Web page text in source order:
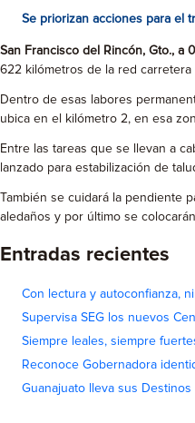
Se priorizan acciones para el
San Francisco del Rincón, Gto., a
622 kilómetros de la red
Dentro de esas labores
ubica en el kilómetro 2, en esa
Entre las tareas que se llevan a
lanzado para estabilización de
También se cuidará la
aledaños y por último se
Entradas recientes
Con lectura y autoconfianza,
Supervisa SEG los nuevos
Siempre leales, siempre
Reconoce Gobernadora
Guanajuato lleva sus Destinos